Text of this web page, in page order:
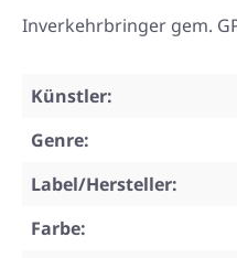
Inverkehrbringer gem.
Künstler:
Genre:
Label/Hersteller:
Farbe: